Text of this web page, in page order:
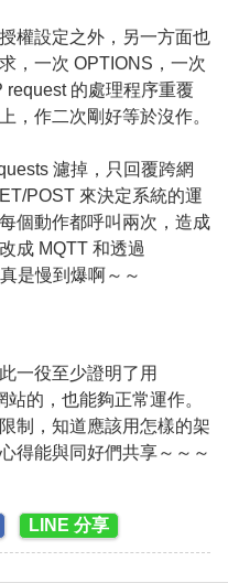
權設定之外，另一方面也
，一次 OPTIONS，一次
的處理程序重覆
，作二次剛好等於沒作。
濾掉，只回覆跨網
POST 來決定系統的運
個動作都呼叫兩次，造成
成 MQTT 和透過
是慢到爆啊～～
一役至少證明了用
的，也能夠正常運作。
制，知道應該用怎樣的架
得能與同好們共享～～～
LINE 分享